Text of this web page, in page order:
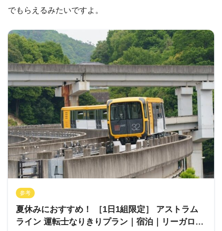
でもらえるみたいですよ。
参考
夏休みにおすすめ！ ［1日1組限定］ アストラム
ライン 運転士なりきりプラン｜宿泊｜リーガロイ